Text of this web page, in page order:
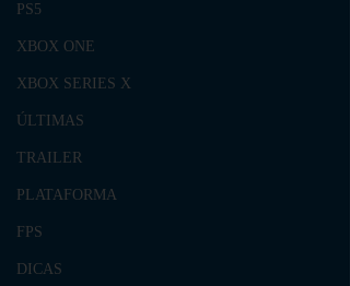
PS5
XBOX ONE
XBOX SERIES X
ÚLTIMAS
TRAILER
PLATAFORMA
FPS
DICAS